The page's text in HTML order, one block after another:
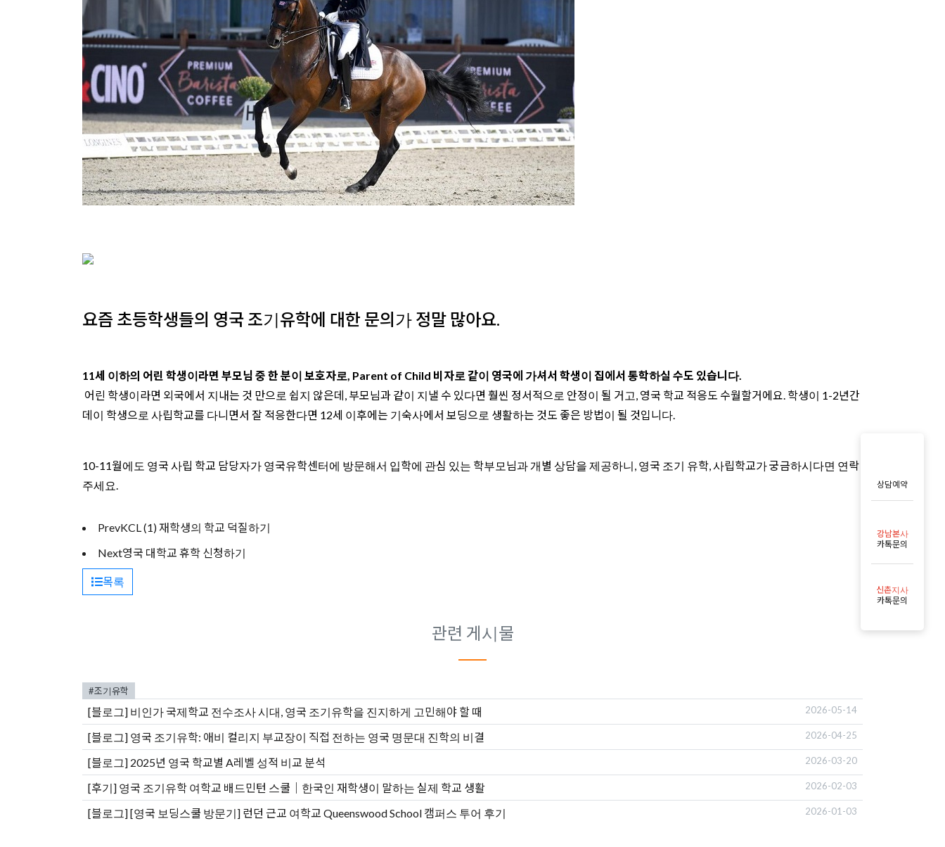
상담예약
강남본사
카톡문의
신촌지사
카톡문의
요즘 초등학생들의 영국 조기유학에 대한 문의가 정말 많아요.
11세 이하의 어린 학생이라면 부모님 중 한 분이 보호자로, Parent of Child 비자로 같이 영국에 가셔서 학생이 집에서 통학하실 수도 있습니다.
어린 학생이라면 외국에서 지내는 것 만으로 쉽지 않은데, 부모님과 같이 지낼 수 있다면 훨씬 정서적으로 안정이 될 거고, 영국 학교 적응도 수월할거에요. 학생이 1-2년간
데이 학생으로 사립학교를 다니면서 잘 적응한다면 12세 이후에는 기숙사에서 보딩으로 생활하는 것도 좋은 방법이 될 것입니다.
10-11월에도 영국 사립 학교 담당자가 영국유학센터에 방문해서 입학에 관심 있는 학부모님과 개별 상담을 제공하니, 영국 조기 유학, 사립학교가 궁금하시다면 연락
주세요.
PrevKCL (1) 재학생의 학교 덕질하기
Next영국 대학교 휴학 신청하기
목록
관련 게시물
#조기유학
[블로그] 비인가 국제학교 전수조사 시대, 영국 조기유학을 진지하게 고민해야 할 때 2026-05-14
[블로그] 영국 조기유학: 애비 컬리지 부교장이 직접 전하는 영국 명문대 진학의 비결 2026-04-25
[블로그] 2025년 영국 학교별 A레벨 성적 비교 분석 2026-03-20
[후기] 영국 조기유학 여학교 배드민턴 스쿨｜한국인 재학생이 말하는 실제 학교 생활 2026-02-03
[블로그][영국 보딩스쿨 방문기] 런던 근교 여학교 Queenswood School 캠퍼스 투어 후기 2026-01-03